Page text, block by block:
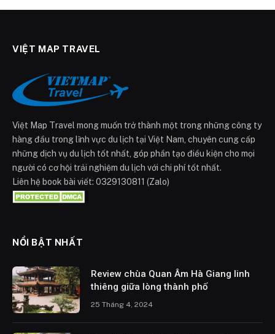
VIỆT MAP TRAVEL
Việt Map Travel mong muốn trở thành một trong những công ty
hàng đầu trong lĩnh vực du lịch tại Việt Nam, chuyên cung cấp
những dịch vụ du lịch tốt nhất, góp phần tạo điều kiện cho mọi
người có cơ hội trải nghiệm du lịch với chi phí tốt nhất.
Liên hệ book bài viết: 0329130811 (Zalo)
NỔI BẬT NHẤT
Review chùa Quan Âm Hà Giang linh
thiêng giữa lòng thành phố
25 Tháng 4, 2024